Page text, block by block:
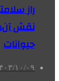
راز
نقش
حیوانات
۱۴۰۳/۱۰/